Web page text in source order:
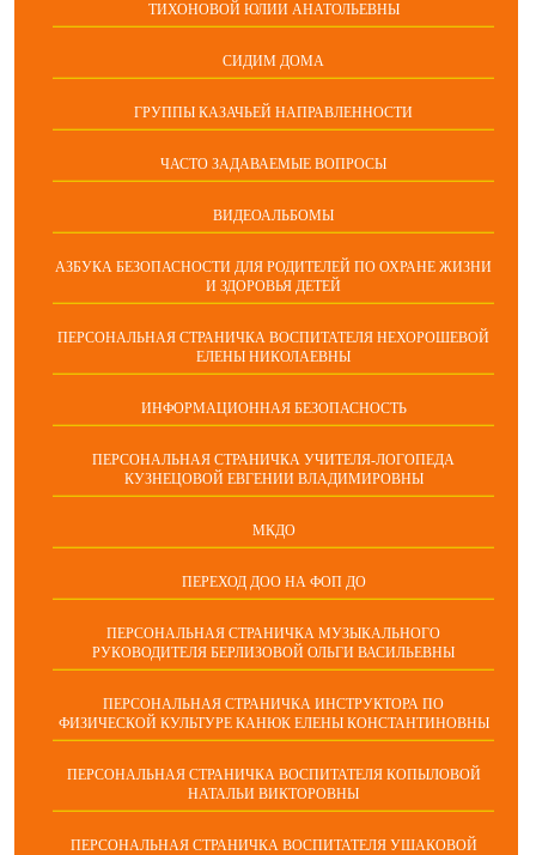
ТИХОНОВОЙ ЮЛИИ АНАТОЛЬЕВНЫ
СИДИМ ДОМА
ГРУППЫ КАЗАЧЬЕЙ НАПРАВЛЕННОСТИ
ЧАСТО ЗАДАВАЕМЫЕ ВОПРОСЫ
ВИДЕОАЛЬБОМЫ
АЗБУКА БЕЗОПАСНОСТИ ДЛЯ РОДИТЕЛЕЙ ПО ОХРАНЕ ЖИЗНИ
И ЗДОРОВЬЯ ДЕТЕЙ
ПЕРСОНАЛЬНАЯ СТРАНИЧКА ВОСПИТАТЕЛЯ НЕХОРОШЕВОЙ
ЕЛЕНЫ НИКОЛАЕВНЫ
ИНФОРМАЦИОННАЯ БЕЗОПАСНОСТЬ
ПЕРСОНАЛЬНАЯ СТРАНИЧКА УЧИТЕЛЯ-ЛОГОПЕДА
КУЗНЕЦОВОЙ ЕВГЕНИИ ВЛАДИМИРОВНЫ
МКДО
ПЕРЕХОД ДОО НА ФОП ДО
ПЕРСОНАЛЬНАЯ СТРАНИЧКА МУЗЫКАЛЬНОГО
РУКОВОДИТЕЛЯ БЕРЛИЗОВОЙ ОЛЬГИ ВАСИЛЬЕВНЫ
ПЕРСОНАЛЬНАЯ СТРАНИЧКА ИНСТРУКТОРА ПО
ФИЗИЧЕСКОЙ КУЛЬТУРЕ КАНЮК ЕЛЕНЫ КОНСТАНТИНОВНЫ
ПЕРСОНАЛЬНАЯ СТРАНИЧКА ВОСПИТАТЕЛЯ КОПЫЛОВОЙ
НАТАЛЬИ ВИКТОРОВНЫ
ПЕРСОНАЛЬНАЯ СТРАНИЧКА ВОСПИТАТЕЛЯ УШАКОВОЙ